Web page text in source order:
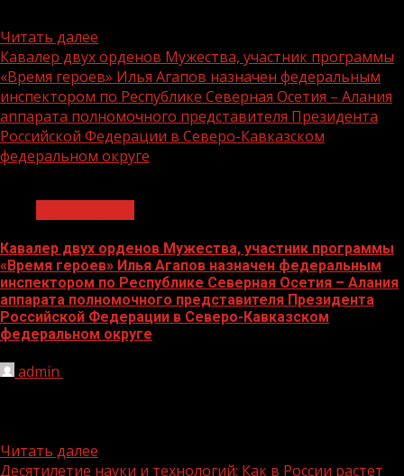
Читать далее
Кавалер двух орденов Мужества, участник программы
«Время героев» Илья Агапов назначен федеральным
инспектором по Республике Северная Осетия – Алания
аппарата полномочного представителя Президента
Российской Федерации в Северо-Кавказском
федеральном округе
Кавалер двух орденов Мужества, участник программы
«Время героев» Илья Агапов назначен федеральным
инспектором по Республике Северная Осетия – Алания
аппарата полномочного представителя Президента
Российской Федерации в Северо-Кавказском
федеральном округе
admin
Читать далее
Десятилетие науки и технологий: Как в России растет